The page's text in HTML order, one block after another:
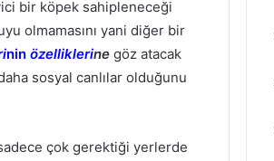
bir köpek sahipleneceği
olmamasını yani diğer bir
nin özelliklerine göz atacak
sosyal canlılar olduğunu
çok gerektiği yerlerde